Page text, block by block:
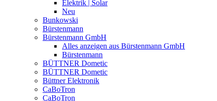
Elektrik | Solar
Neu
Bunkowski
Bürstenmann
Bürstenmann GmbH
Alles anzeigen aus Bürstenmann GmbH
Bürstenmann
BÜTTNER Dometic
BÜTTNER Dometic
Büttner Elektronik
CaBoTron
CaBoTron